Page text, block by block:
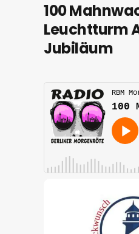
100
Leuchtturm
Jubiläum